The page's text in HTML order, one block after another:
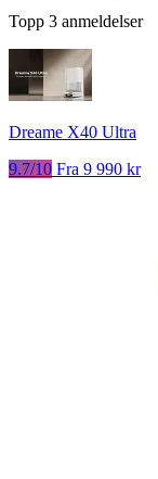
Topp 3 anmeldelser
Dreame X40 Ultra
9.7/10 Fra 9 990 kr